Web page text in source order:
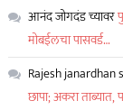
आनंद जोगदंडच्यावर
मोबईलचा पासवर्ड…
Rajesh janardhan
छापा; अकरा ताब्यात,